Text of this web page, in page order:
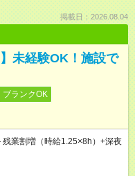
掲載日：2026.08.04
未経験OK！施設で
ブランクOK
業割増（時給1.25×8h）+深夜